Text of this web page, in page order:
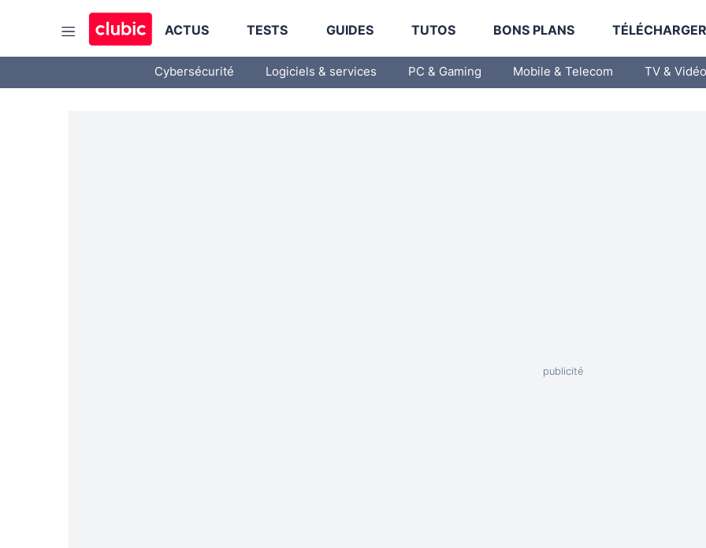
ACTUS TESTS GUIDES TUTOS BONS PLANS
Cybersécurité Logiciels & services PC & Gaming Mobile & Telecom TV & Vidéo